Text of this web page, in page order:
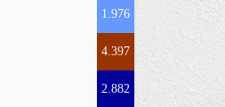
1.976
4.397
2.882